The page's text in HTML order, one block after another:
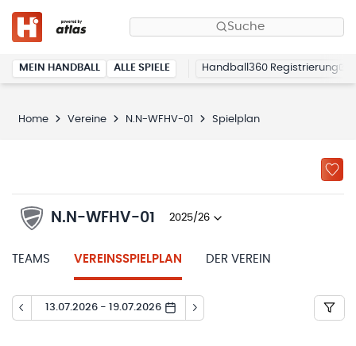
Suche
MEIN HANDBALL ALLE SPIELE Handball360 Registrierung
Home Vereine N.N-WFHV-01 Spielplan
N.N-WFHV-01 2025/26
TEAMS VEREINSSPIELPLAN DER VEREIN
13.07.2026 - 19.07.2026